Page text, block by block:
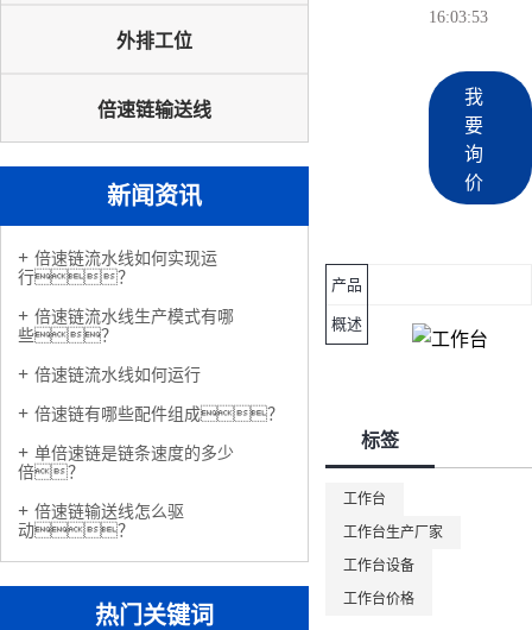
外排工位
倍速链输送线
新闻资讯
倍速链流水线如何实现运
行？
倍速链流水线生产模式有哪
些？
倍速链流水线如何运行
倍速链有哪些配件组成？
单倍速链是链条速度的多少
倍？
倍速链输送线怎么驱
动？
热门关键词
16:03:53
我
要
询
价
产品
概述
标签
工作台
工作台生产厂家
工作台设备
工作台价格